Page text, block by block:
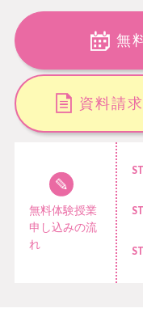
無
資料請求
無料体験授業
申し込みの流
れ